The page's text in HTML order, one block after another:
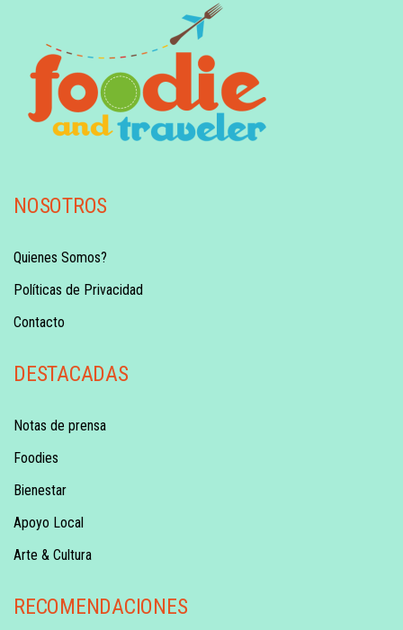
NOSOTROS
Quienes Somos?
Políticas de Privacidad
Contacto
DESTACADAS
Notas de prensa
Foodies
Bienestar
Apoyo Local
Arte & Cultura
RECOMENDACIONES